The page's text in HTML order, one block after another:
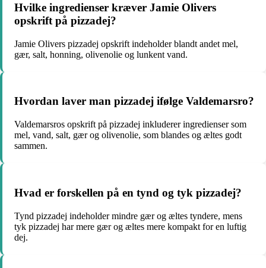
Hvilke ingredienser kræver Jamie Olivers
opskrift på pizzadej?
Jamie Olivers pizzadej opskrift indeholder blandt andet mel,
gær, salt, honning, olivenolie og lunkent vand.
Hvordan laver man pizzadej ifølge Valdemarsro?
Valdemarsros opskrift på pizzadej inkluderer ingredienser som
mel, vand, salt, gær og olivenolie, som blandes og æltes godt
sammen.
Hvad er forskellen på en tynd og tyk pizzadej?
Tynd pizzadej indeholder mindre gær og æltes tyndere, mens
tyk pizzadej har mere gær og æltes mere kompakt for en luftig
dej.